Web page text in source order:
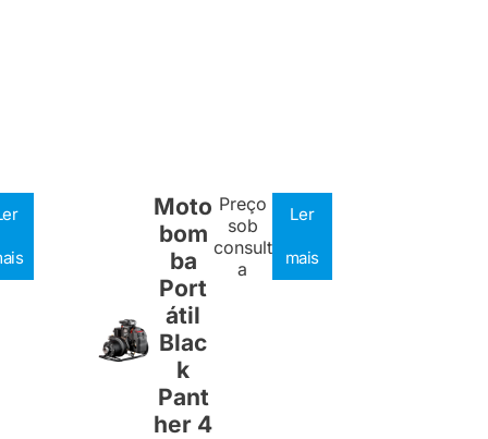
Moto
bom
ba
Port
átil
Blac
k
Pant
her 4
Preço
sob
consult
a
Ler
mais